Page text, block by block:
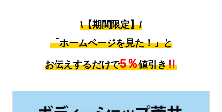
\【期間限定】/
「ホームページを見た！」と
お伝えするだけで5％値引き